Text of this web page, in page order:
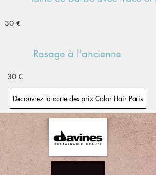
30 €
Rasage à l'ancienne
30 €
Découvrez la carte des prix Color Hair Paris